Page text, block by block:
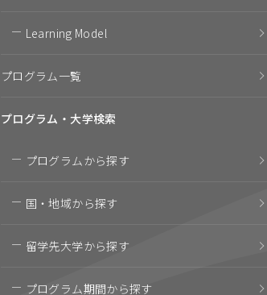
Learning Model
プログラム一覧
プログラム・大学検索
プログラムから探す
国・地域から探す
留学先大学から探す
プログラム期間から探す